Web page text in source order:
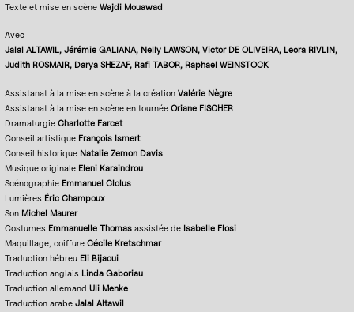
Texte et mise en scèneWajdi Mouawad
Avec
Jalal ALTAWIL, Jérémie GALIANA, Nelly LAWSON, Victor DE OLIVEIRA, Leora RIVLIN,
Judith ROSMAIR, Darya SHEZAF, Rafi TABOR, Raphael WEINSTOCK
Assistanat à la mise en scène à la créationValérie Nègre
Assistanat à la mise en scène en tournéeOriane FISCHER
DramaturgieCharlotte Farcet
Conseil artistique François Ismert
Conseil historique Natalie Zemon Davis
Musique originale Eleni Karaindrou
Scénographie Emmanuel Clolus
Lumières Éric Champoux
Son Michel Maurer
Costumes Emmanuelle Thomas assistée de Isabelle Flosi
Maquillage, coiffureCécile Kretschmar
Traduction hébreu Eli Bijaoui
Traduction anglais Linda Gaboriau
Traduction allemandUli Menke
Traduction arabeJalal Altawil